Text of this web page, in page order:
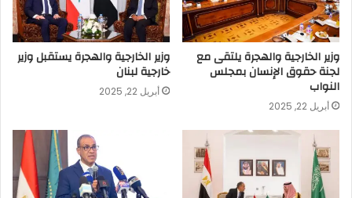
وزير الخارجية والهجرة يلتقى مع
لجنة حقوق الإنسان بمجلس
النواب
أبريل 22, 2025
وزير الخارجية والهجرة يستقبل وزير
خارجية لبنان
أبريل 22, 2025